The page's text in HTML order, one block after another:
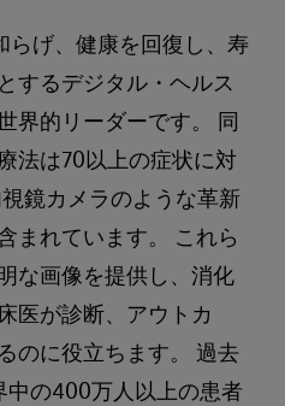
げ、健康を回復し、寿
するデジタル・ヘルス
界的リーダーです。 同
法は70以上の症状に対
鏡カメラのような革新
まれています。 これら
な画像を提供し、消化
医が診断、アウトカ
のに役立ちます。 過去
中の400万人以上の患者